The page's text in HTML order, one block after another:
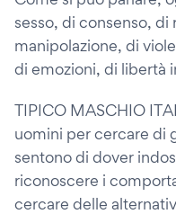
sesso, di consenso,
manipolazione, di
di emozioni, di libertà
TIPICO MASCHIO
uomini per cercare di
sentono di dover
riconoscere i
cercare delle